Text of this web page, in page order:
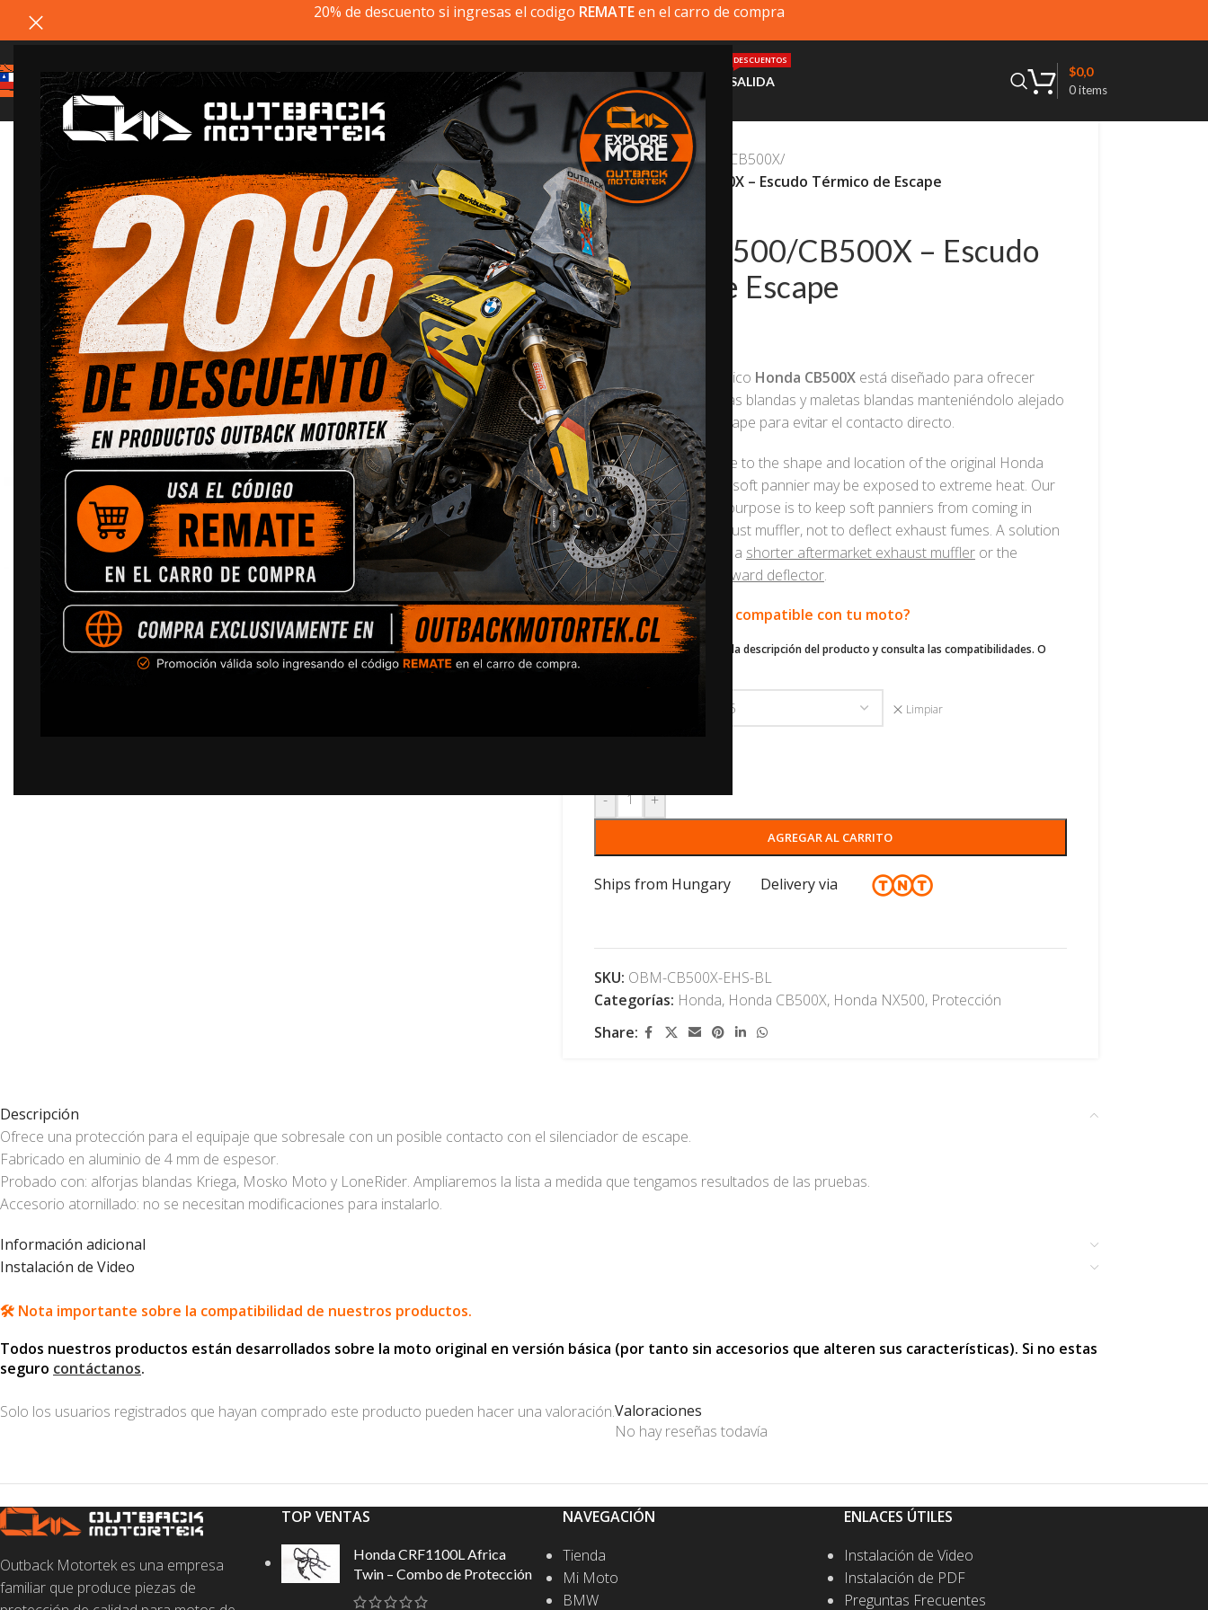
20% de descuento si ingresas el codigo REMATEen el carro de compra
MI MOTOPRODUCTOS INSTALACIÓN SALIDA
DESCUENTOS
0items
$0,0
20% dto. codigo
REMATE
20% dto. codigo
REMATE
Click to enlarge
Inicio/Honda/Honda CB500X/
Honda NX500/CB500X – Escudo Térmico de Escape
Honda NX500/CB500X – Escudo
Térmico de Escape
$65.000,0
Nuestro escudo térmico Honda CB500Xestá diseñado para ofrecer
protección para bolsas blandas y maletas blandas manteniéndolo alejado
del silenciador de escape para evitar el contacto directo.
Important note:
Due to the shape and location of the original Honda
exhaust muffler, your soft pannier may be exposed to extreme heat. Our
heat shield’s primary purpose is to keep soft panniers from coming in
contact with the exhaust muffler, not to deflect exhaust fumes. A solution
may be to upgrade to a shorter aftermarket exhaust muffleror the
installation of adownward deflector.
🛠️ Este producto es compatible con tu moto?
Desplázate hacia abajo en la descripción del producto y consulta las compatibilidades. O
Limpiar
- +
AGREGAR AL CARRITO
Ships from Hungary Delivery via
SKU: OBM-CB500X-EHS-BL
Categorías: Honda, Honda CB500X, Honda NX500, Protección
Share:
Descripción
Ofrece una protección para el equipaje que sobresale con un posible contacto con el silenciador de escape.
Fabricado en aluminio de 4 mm de espesor.
Probado con: alforjas blandas Kriega, Mosko Moto y LoneRider. Ampliaremos la lista a medida que tengamos resultados de las pruebas.
Accesorio atornillado: no se necesitan modificaciones para instalarlo.
Información adicional
Instalación de Video
🛠️ Nota importante sobre la compatibilidad de nuestros productos.
Todos nuestros productos están desarrollados sobre la moto original en versión básica (por tanto sin accesorios que alteren sus características). Si no estas
seguro contáctanos.
Valoraciones
No hay reseñas todavía
Solo los usuarios registrados que hayan comprado este producto pueden hacer una valoración.
Outback Motortek es una empresa
familiar que produce piezas de
TOP VENTAS
Honda CRF1100L Africa
Twin – Combo de Protección
NAVEGACIÓN
Tienda
Mi Moto
BMW
ENLACES ÚTILES
Instalación de Video
Instalación de PDF
Preguntas Frecuentes